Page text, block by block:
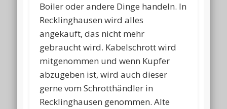
Boiler oder andere Dinge handeln. In
Recklinghausen wird alles
angekauft, das nicht mehr
gebraucht wird. Kabelschrott wird
mitgenommen und wenn Kupfer
abzugeben ist, wird auch dieser
gerne vom Schrotthändler in
Recklinghausen genommen. Alte